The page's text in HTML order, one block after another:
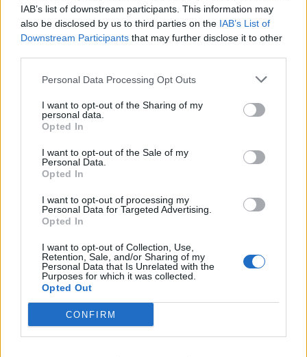
IAB’s list of downstream participants. This information may
also be disclosed by us to third parties on the IAB’s List of
Downstream Participants that may further disclose it to other
Personal Data Processing Opt Outs
I want to opt-out of the Sharing of my
personal data.
Opted In
I want to opt-out of the Sale of my
Personal Data.
Opted In
I want to opt-out of processing my
Personal Data for Targeted Advertising.
Opted In
I want to opt-out of Collection, Use,
Retention, Sale, and/or Sharing of my
Personal Data that Is Unrelated with the
Purposes for which it was collected.
Opted Out
CONFIRM
Justitiekanslern (JK) anser att det finns stora
problem med att hyra fängelseplatser
utomlands, bland annat med hänsyn till att
grundläggande mänskliga rättigheter måste
kunna säkerställas.
Börja prenumerera för att läsa detta innehåll.
Remember Me
Forgot Password
Stöd Kriminalvårdsmagasinets bevakning av Kriminalvården